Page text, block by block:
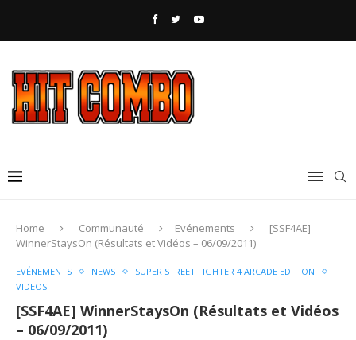
Home Communauté Evénements
[SSF4AE]
WinnerStaysOn (Résultats et Vidéos – 06/09/2011)
EVÉNEMENTS NEWS
SUPER STREET FIGHTER 4 ARCADE EDITION
VIDEOS
[SSF4AE] WinnerStaysOn (Résultats et Vidéos
– 06/09/2011)